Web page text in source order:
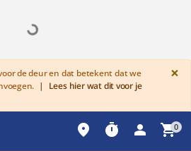
de deur en dat betekent dat we
|
Lees hier wat dit voor je
×
place timer person shopping_cart0